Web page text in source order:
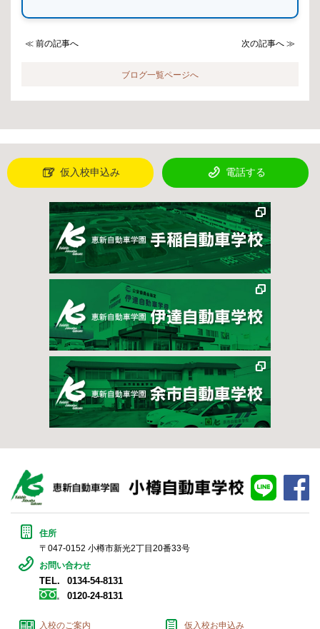
≪ 前の記事へ 次の記事へ ≫
ブログ一覧ページへ
仮入校申込み 電話する
住所
〒047-0152 小樽市新光2丁目20番33号
お問い合わせ
TEL.
0134-54-8131
0120-24-8131
入校のご案内 仮入校お申込み